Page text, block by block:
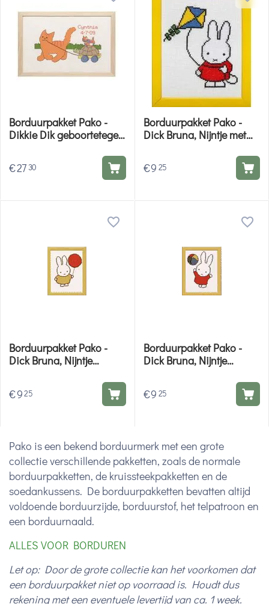
Pako is een bekend borduurmerk met een grote
collectie verschillende pakketten, zoals de normale
borduurpakketten, de kruissteekpakketten en de
soedankussens. De borduurpakketten bevatten altijd
voldoende borduurzijde, borduurstof, het telpatroon en
een borduurnaald.
ALLES VOOR BORDUREN
Let op: Door de grote collectie kan het voorkomen dat
een borduurpakket niet op voorraad is. Houdt dus
rekening met een eventuele levertijd van ca. 1 week.
Borduurpakket Pako -
Dikkie Dik geboortetegel
€27 30
Borduurpakket Pako -
Dick Bruna, Nijntje met
€9 25
Borduurpakket Pako -
Dick Bruna, Nijntje
€925
Borduurpakket Pako -
Dick Bruna, Nijntje
€9 25